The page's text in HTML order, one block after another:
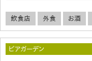
飲食店 外食 お酒
ビアガーデン